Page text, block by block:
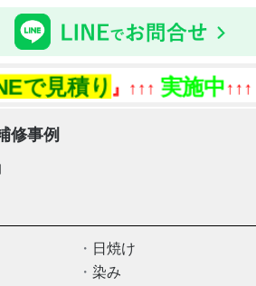
積り』↑↑↑実施中↑↑↑『今
修事例
日焼け
染み